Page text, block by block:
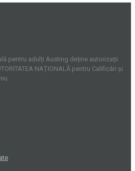
pentru adulți Austing deține autorizații
NAȚIONALĂ pentru Calificări și